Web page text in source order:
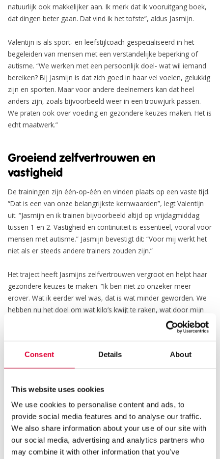
Consent Details About
This website uses cookies
We use cookies to personalise content and ads, to
provide social media features and to analyse our traffic.
We also share information about your use of our site with
our social media, advertising and analytics partners who
may combine it with other information that you’ve
natuurlijk ook makkelijker aan. Ik merk dat ik vooruitgang boek,
dat dingen beter gaan. Dat vind ik het tofste”, aldus Jasmijn.
Valentijn is als sport- en leefstijlcoach gespecialiseerd in het
begeleiden van mensen met een verstandelijke beperking of
autisme. “We werken met een persoonlijk doel- wat wil iemand
bereiken? Bij Jasmijn is dat zich goed in haar vel voelen, gelukkig
zijn en sporten. Maar voor andere deelnemers kan dat heel
anders zijn, zoals bijvoorbeeld weer in een trouwjurk passen.
We praten ook over voeding en gezondere keuzes maken. Het is
echt maatwerk.”
Groeiend zelfvertrouwen en
vastigheid
De trainingen zijn één-op-één en vinden plaats op een vaste tijd.
“Dat is een van onze belangrijkste kernwaarden”, legt Valentijn
uit. “Jasmijn en ik trainen bijvoorbeeld altijd op vrijdagmiddag
tussen 1 en 2. Vastigheid en continuïteit is essentieel, vooral voor
mensen met autisme.” Jasmijn bevestigt dit: “Voor mij werkt het
niet als er steeds andere trainers zouden zijn.”
Het traject heeft Jasmijns zelfvertrouwen vergroot en helpt haar
gezondere keuzes te maken. “Ik ben niet zo onzeker meer
erover. Wat ik eerder wel was, dat is wat minder geworden. We
hebben nu het doel om wat kilo’s kwijt te raken, wat door mijn
medicatie lastig is. Maar Valentijn helpt me dan ook om
Samen sterker
Thiro training biedt Individuele begeleiding (zorg) waarbij ‘sport
letterlijk in beweging tijdens de trainingen. De samenwerking
tussen Kwintes en Thiro Training laat zien hoe belangrijk het is
om mensen met een kwetsbaarheid passende ondersteuning te
bieden. De ambulante aanpak zorgt ervoor dat begeleiding
toegankelijk blijft, terwijl de persoonlijke benadering ruimte geeft